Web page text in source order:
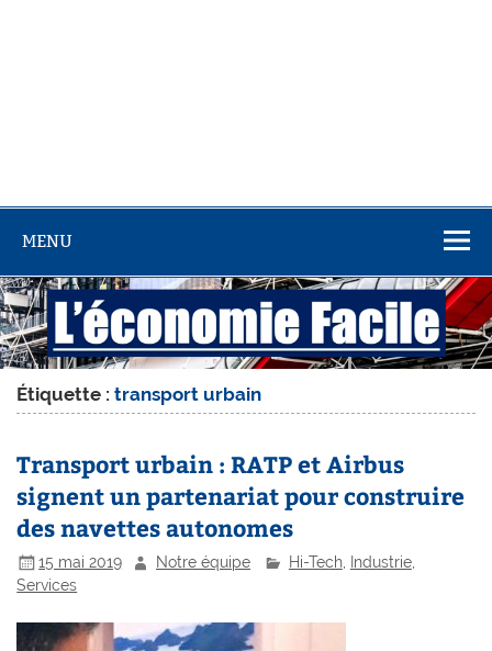
MENU
Étiquette :transport urbain
Transport urbain : RATP et Airbus
signent un partenariat pour construire
des navettes autonomes
15 mai 2019 Notre équipe Hi-Tech, Industrie,
Services